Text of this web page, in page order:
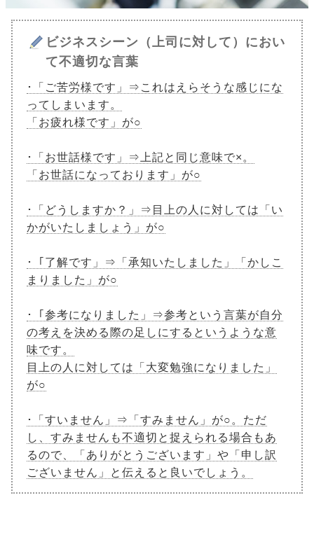
ビジネスシーン（上司に対して）におい
て不適切な言葉
･「ご苦労様です」⇒これはえらそうな感じにな
ってしまいます。
「お疲れ様です」が○
･「お世話様です」⇒上記と同じ意味で×。
「お世話になっております」が○
･「どうしますか？」⇒目上の人に対しては「い
かがいたしましょう」が○
･「了解です」⇒「承知いたしました」「かしこ
まりました」が○
･「参考になりました」⇒参考という言葉が自分
の考えを決める際の足しにするというような意
味です。
目上の人に対しては「大変勉強になりました」
が○
･「すいません」⇒「すみません」が○。ただ
し、すみませんも不適切と捉えられる場合もあ
るので、「ありがとうございます」や「申し訳
ございません」と伝えると良いでしょう。